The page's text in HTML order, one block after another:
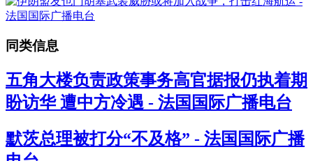
同类信息
五角大楼负责政策事务高官据报仍执着期
盼访华 遭中方冷遇 - 法国国际广播电台
默茨总理被打分“不及格” - 法国国际广播